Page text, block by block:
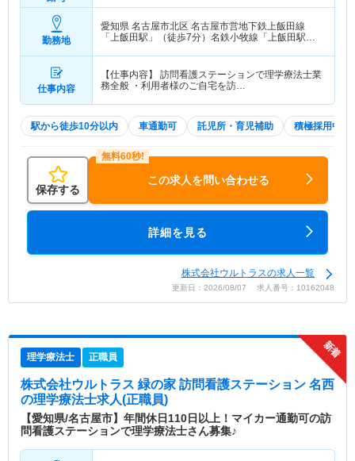
勤務地
愛知県 名古屋市北区 名古屋市営地下鉄上飯田線
「上飯田駅」（徒歩7分）名鉄小牧線「上飯田駅」
仕事内容
【仕事内容】 訪問看護ステーションで理学療法士業
務全般 ・利用者様のご自宅を訪…
駅から徒歩10分以内 車通勤可 託児所・育児補助 積極採用中
保存する
この求人を問い合わせる
詳細を見る
株式会社ウルトラスの求人一覧
更新日：2026/08/07 求人番号：10162048
理学療法士 正職員
株式会社ウルトラス 緑の家 訪問看護ステーション 名西
の理学療法士求人(正職員)
【愛知県/名古屋市】年間休日110日以上！マイカー通勤可の訪
問看護ステーションで理学療法士さん募集♪